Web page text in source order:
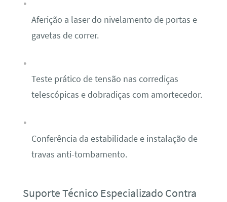
Aferição a laser do nivelamento de portas e
gavetas de correr.
Teste prático de tensão nas corrediças
telescópicas e dobradiças com amortecedor.
Conferência da estabilidade e instalação de
travas anti-tombamento.
Suporte Técnico Especializado Contra